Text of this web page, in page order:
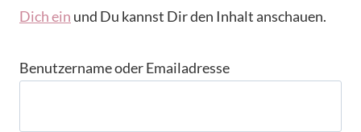
Dich ein und Du kannst Dir den Inhalt anschauen.
Benutzername oder Emailadresse